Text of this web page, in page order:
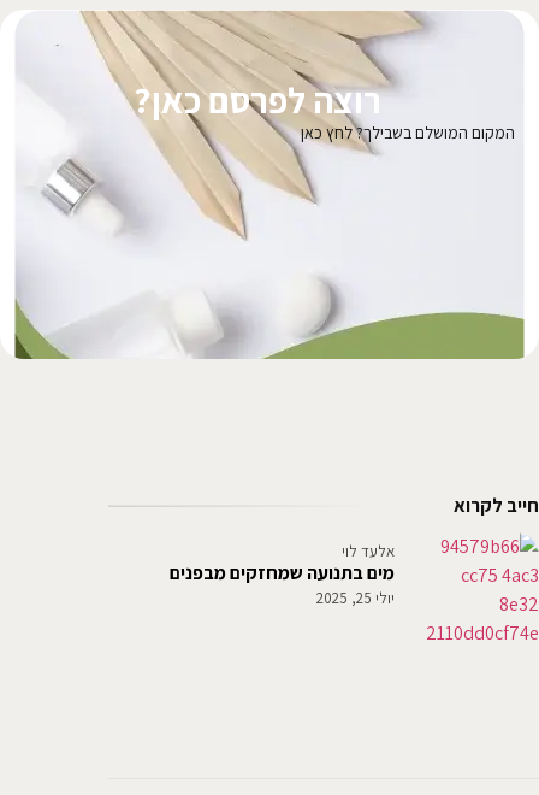
רוצה לפרסם כאן?
המקום המושלם בשבילך? לחץ כאן
חייב לקרוא
מים בתנועה שמחזקים מבפנים
אלעד לוי
יולי 25, 2025